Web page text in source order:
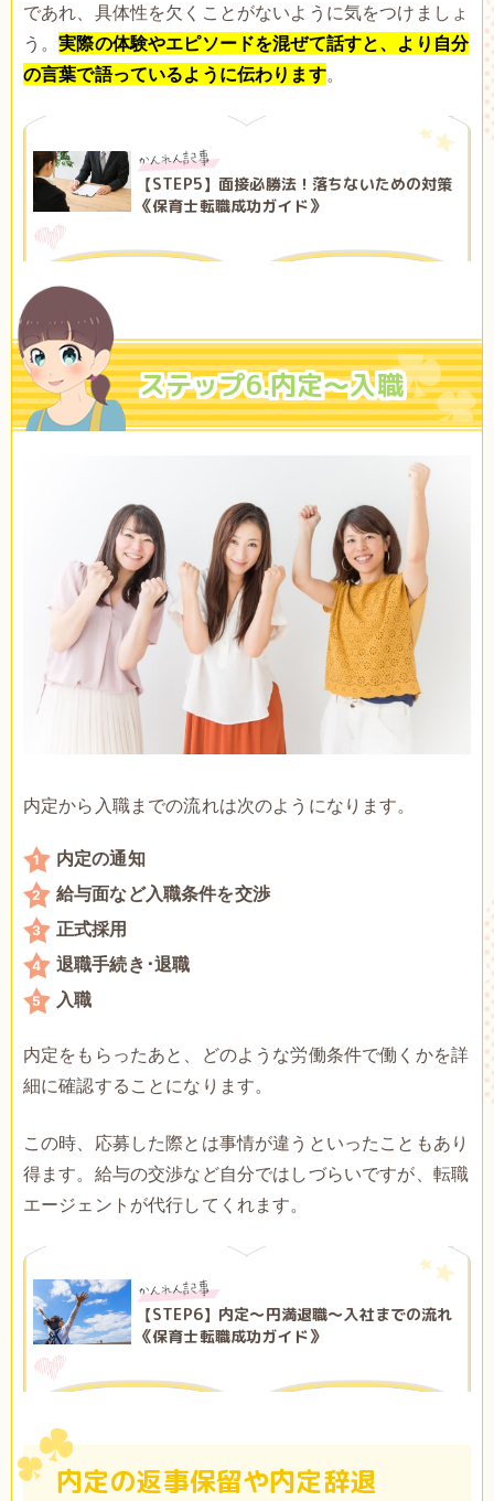
であれ、具体性を欠くことがないように気をつけましょ
う。実際の体験やエピソードを混ぜて話すと、より自分
の言葉で語っているように伝わります。
【STEP5】面接必勝法！落ちないための対策
《保育士転職成功ガイド》
ステップ6.内定～入職
内定から入職までの流れは次のようになります。
内定の通知
給与面など入職条件を交渉
正式採用
退職手続き･退職
入職
内定をもらったあと、どのような労働条件で働くかを詳
細に確認することになります。
この時、応募した際とは事情が違うといったこともあり
得ます。給与の交渉など自分ではしづらいですが、転職
エージェントが代行してくれます。
【STEP6】内定～円満退職～入社までの流れ
《保育士転職成功ガイド》
内定の返事保留や内定辞退